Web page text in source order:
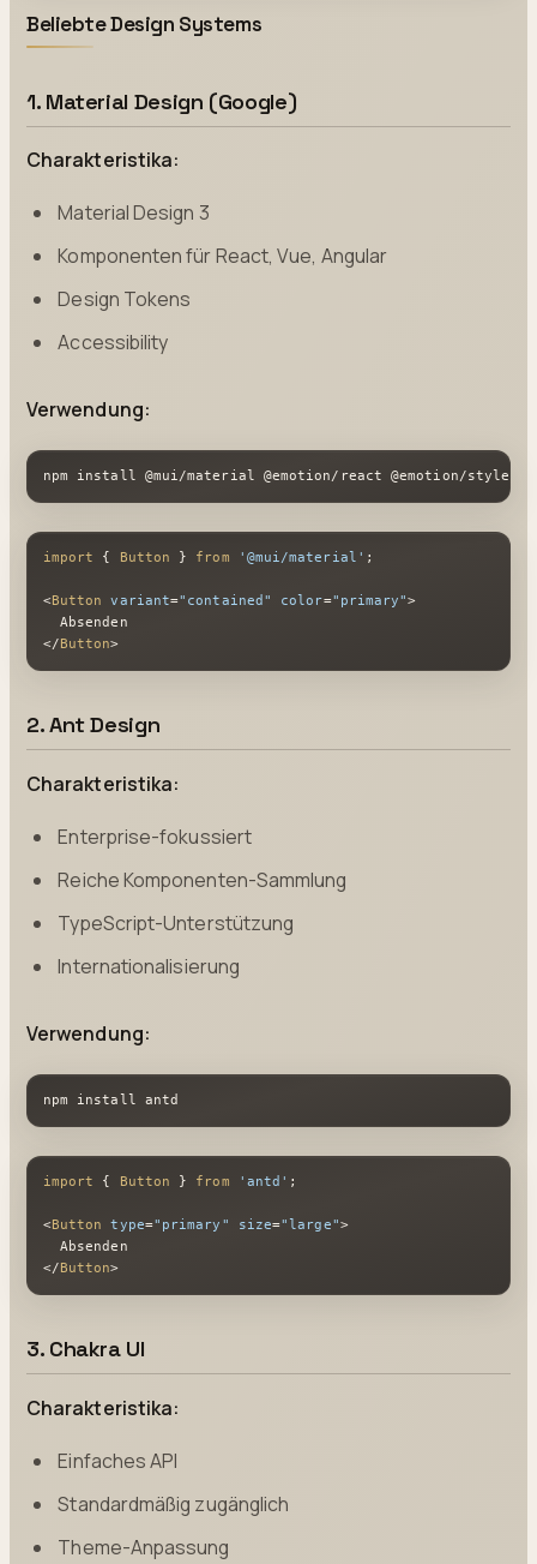
Beliebte Design Systems
1. Material Design (Google)
Charakteristika:
Material Design 3
Komponenten für React, Vue, Angular
Design Tokens
Accessibility
Verwendung:
npm install @mui/material @emotion/react @emotion/styled
import { Button } from '@mui/material' ;
<Button variant="contained" color="primary">
</ Button>
2. Ant Design
Charakteristika:
Enterprise-fokussiert
Reiche Komponenten-Sammlung
TypeScript-Unterstützung
Internationalisierung
Verwendung:
npm install antd
import { Button } from 'antd' ;
<Button type="primary" size="large">
</ Button>
3. Chakra UI
Charakteristika:
Einfaches API
Standardmäßig zugänglich
Theme-Anpassung